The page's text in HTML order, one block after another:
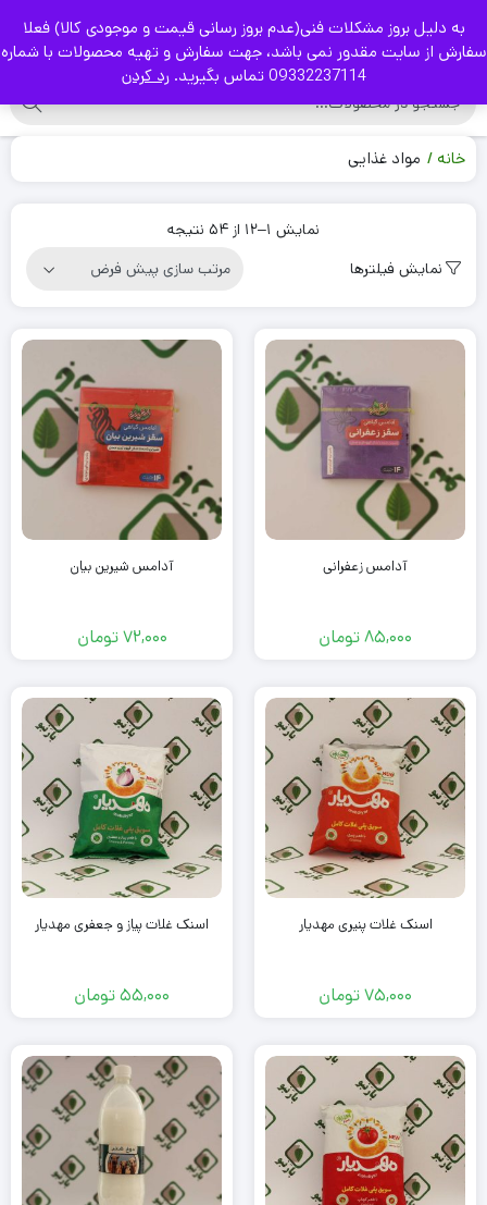
به دلیل بروز مشکلات فنی(عدم بروز رسانی قیمت و موجودی کالا) فعلا
سفارش از سایت مقدور نمی باشد، جهت سفارش و تهیه محصولات با شماره
09332237114 تماس بگیرید.
رد کردن
|
خانه مواد غذایی
نمایش 1–12 از 54 نتیجه
نمایش فیلترها
آدامس زعفرانی
85,000تومان
آدامس شیرین بیان
72,000تومان
اسنک غلات پنیری مهدیار
75,000تومان
اسنک غلات پیاز و جعفری مهدیار
55,000تومان